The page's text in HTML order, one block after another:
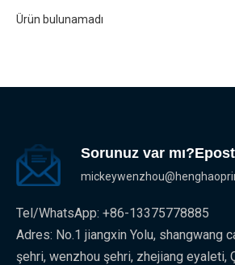
Ürün bulunamadı
Sorunuz var
Tel/WhatsApp: +86-13375778885
Adres: No.1 jiangxin Yolu, shangwang
şehri, wenzhou şehri, zhejiang eyaleti,